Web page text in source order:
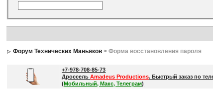
Форум Технических Маньяков > Форма восстановления пароля
+7-978-708-85-73
ДроссельAmadeus Productions. Быстрый заказ по
(Мобильный, Макс, Телеграм)